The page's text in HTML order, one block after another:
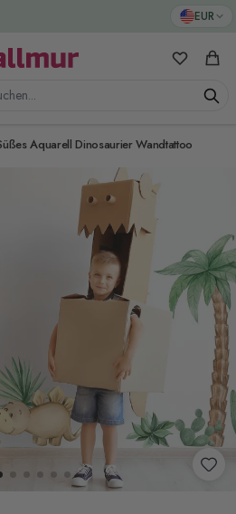
EUR
Meine
Aquarell Dinosaurier Wandtattoo